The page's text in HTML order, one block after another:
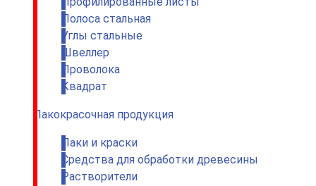
Полоса стальная
Углы стальные
Швеллер
Проволока
Квадрат
Лакокрасочная продукция
Лаки и краски
Средства для обработки древесины
Растворители